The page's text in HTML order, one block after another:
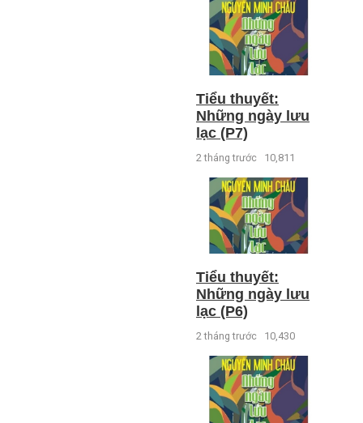
Tiểu thuyết:
Những ngày lưu
lạc (P7)
2 tháng trước 10,811
Tiểu thuyết:
Những ngày lưu
lạc (P6)
2 tháng trước 10,430